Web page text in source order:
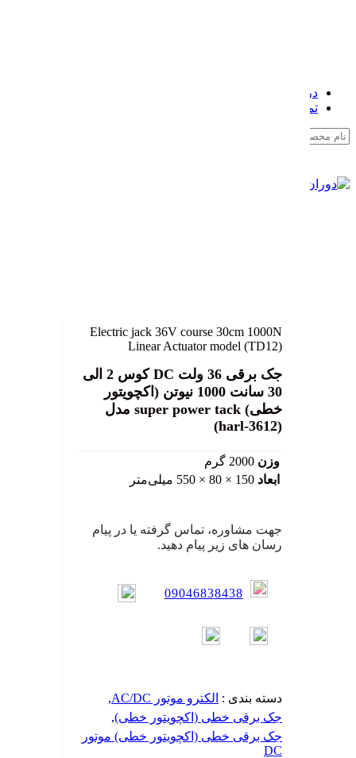
درباره ما
تماس با ما
Electric jack 36V course 30cm 1000N
Linear Actuator model (TD12)
جک برقی 36 ولت DC کوس 2 الی
30 سانت 1000 نیوتن (اکچویتور
خطی) super power tack مدل
(harl-3612)
وزن 2000 گرم
ابعاد 150 × 80 × 550 میلی‌متر
جهت مشاوره، تماس گرفته یا در پیام
رسان های زیر پیام دهید.
09046838438
دسته بندی : الکترو موتور AC/DC
,
جک برقی خطی (اکچویتور خطی),
جک برقی خطی (اکچویتور خطی) موتور
DC